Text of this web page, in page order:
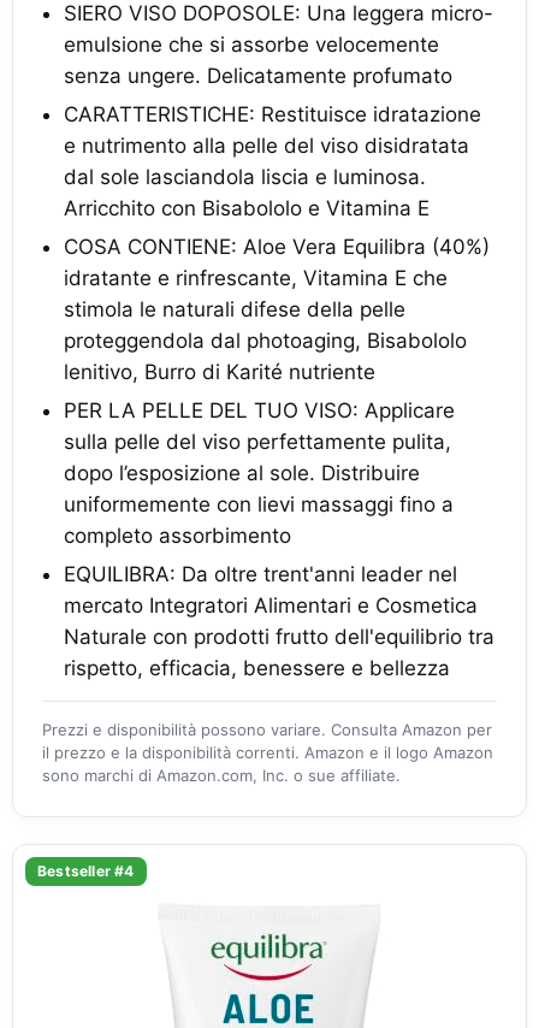
SIERO VISO DOPOSOLE: Una leggera micro-
emulsione che si assorbe velocemente
senza ungere. Delicatamente profumato
CARATTERISTICHE: Restituisce idratazione
e nutrimento alla pelle del viso disidratata
dal sole lasciandola liscia e luminosa.
Arricchito con Bisabololo e Vitamina E
COSA CONTIENE: Aloe Vera Equilibra (40%)
idratante e rinfrescante, Vitamina E che
stimola le naturali difese della pelle
proteggendola dal photoaging, Bisabololo
lenitivo, Burro di Karité nutriente
PER LA PELLE DEL TUO VISO: Applicare
sulla pelle del viso perfettamente pulita,
dopo l’esposizione al sole. Distribuire
uniformemente con lievi massaggi fino a
completo assorbimento
EQUILIBRA: Da oltre trent'anni leader nel
mercato Integratori Alimentari e Cosmetica
Naturale con prodotti frutto dell'equilibrio tra
rispetto, efficacia, benessere e bellezza
Prezzi e disponibilità possono variare. Consulta Amazon per
il prezzo e la disponibilità correnti. Amazon e il logo Amazon
sono marchi di Amazon.com, Inc. o sue affiliate.
Bestseller #4